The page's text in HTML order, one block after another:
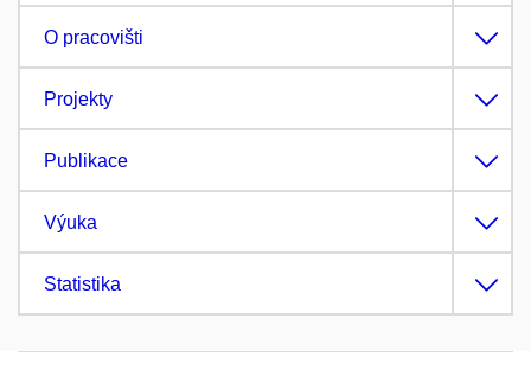
O pracovišti
Projekty
Publikace
Výuka
Statistika